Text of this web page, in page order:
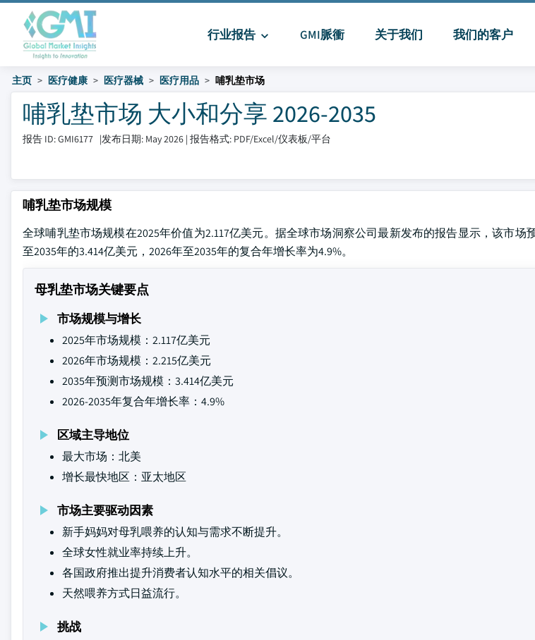
行业报告 GMI脈衝 关于我们 我们的客户
主页 医疗健康 医疗器械 医疗用品 哺乳垫市场
哺乳垫市场 大小和分享 2026-2035
报告 ID: GMI6177 |发布日期: May 2026 | 报告格式: PDF/Excel/仪表板/平台
哺乳垫市场规模
全球哺乳垫市场规模在2025年价值为2.117亿美元。据全球市场洞察公司最新发布的报告显示，该市场
至2035年的3.414亿美元，2026年至2035年的复合年增长率为4.9%。
母乳垫市场关键要点
市场规模与增长
2025年市场规模：2.117亿美元
2026年市场规模：2.215亿美元
2035年预测市场规模：3.414亿美元
2026-2035年复合年增长率：4.9%
区域主导地位
最大市场：北美
增长最快地区：亚太地区
市场主要驱动因素
新手妈妈对母乳喂养的认知与需求不断提升。
全球女性就业率持续上升。
各国政府推出提升消费者认知水平的相关倡议。
天然喂养方式日益流行。
挑战